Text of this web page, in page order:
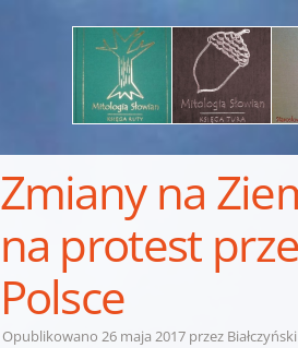
Zmiany na
na protest
Polsce
Opublikowano26 maja 2017 przez Białczyński